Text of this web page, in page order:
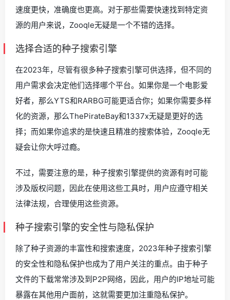
速度更快，准确度也更高。对于那些需要快速找到特定资
源的用户来说，Zooqle无疑是一个不错的选择。
选择合适的种子搜索引擎
在2023年，尽管有很多种子搜索引擎可供选择，但不同的
用户需求会决定他们选择哪个平台。如果你是一个电影爱
好者，那么YTS和RARBG可能更适合你；如果你需要多样
化的资源，那么ThePirateBay和1337x无疑是更好的选
择；而如果你追求的是快速且精准的搜索体验，Zooqle无
疑会让你大呼过瘾。
不过，需要注意的是，种子搜索引擎提供的资源有时可能
涉及版权问题，因此在使用这些工具时，用户应遵守相关
法律法规，合理使用这些资源。
种子搜索引擎的安全性与隐私保护
除了种子资源的丰富性和搜索速度，2023年种子搜索引擎
的安全性和隐私保护也成为了用户关注的重点。由于种子
文件的下载常常涉及到P2P网络，因此，用户的IP地址可能
暴露在其他用户面前，这就需要更加注重隐私保护。